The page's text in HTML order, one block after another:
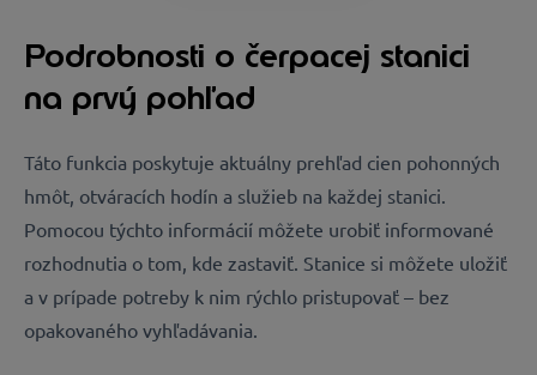
Podrobnosti o čerpacej stanici
na prvý pohľad
Táto funkcia poskytuje aktuálny prehľad cien pohonných
hmôt, otváracích hodín a služieb na každej stanici.
Pomocou týchto informácií môžete urobiť informované
rozhodnutia o tom, kde zastaviť. Stanice si môžete uložiť
a v prípade potreby k nim rýchlo pristupovať – bez
opakovaného vyhľadávania.